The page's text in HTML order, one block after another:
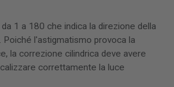
1 a 180 che indica la direzione della
Poiché l'astigmatismo provoca la
la correzione cilindrica deve avere
correttamente la luce